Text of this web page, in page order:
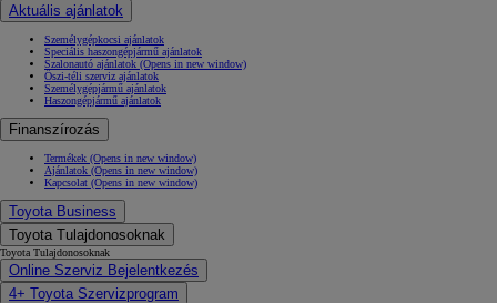
Aktuális ajánlatok
Személygépkocsi ajánlatok
Speciális haszongépjármű ajánlatok
Szalonautó ajánlatok (Opens in new window)
Őszi-téli szerviz ajánlatok
Személygépjármű ajánlatok
Haszongépjármű ajánlatok
Finanszírozás
Termékek (Opens in new window)
Ajánlatok (Opens in new window)
Kapcsolat (Opens in new window)
Toyota Business
Toyota Tulajdonosoknak
Toyota Tulajdonosoknak
Online Szerviz Bejelentkezés
4+ Toyota Szervizprogram